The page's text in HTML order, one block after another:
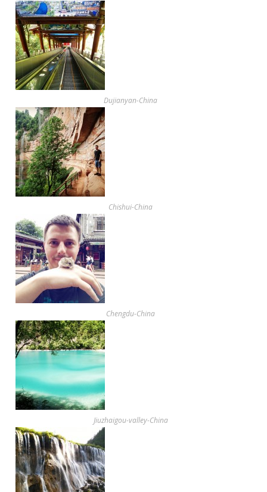
Dujianyan-China
Chishui-China
Chengdu-China
Jiuzhaigou-valley-China